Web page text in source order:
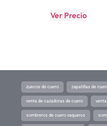
Ver Precio
zuecos de cuero zapatillas de
venta de cazadoras de cuero
sombreros de cuero vaqueros